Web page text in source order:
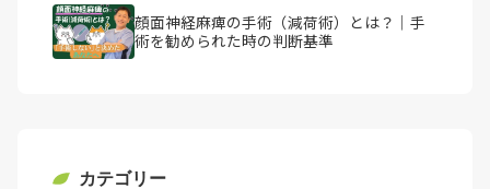
顔面神経麻痺の手術（減荷術）とは？｜手
術を勧められた時の判断基準
カテゴリー